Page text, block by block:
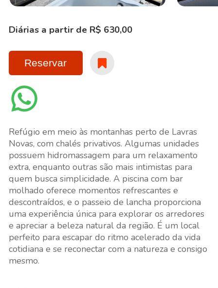
Diárias a partir de R$ 630,00
Reservar
Refúgio em meio às montanhas perto de Lavras
Novas, com chalés privativos. Algumas unidades
possuem hidromassagem para um relaxamento
extra, enquanto outras são mais intimistas para
quem busca simplicidade. A piscina com bar
molhado oferece momentos refrescantes e
descontraídos, e o passeio de lancha proporciona
uma experiência única para explorar os arredores
e apreciar a beleza natural da região. É um local
perfeito para escapar do ritmo acelerado da vida
cotidiana e se reconectar com a natureza e consigo
mesmo.